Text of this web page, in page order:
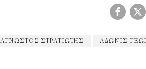
ΑΓΝΩΣΤΟΣ ΣΤΡΑΤΙΏΤΗΣ ΆΔΩΝΙΣ